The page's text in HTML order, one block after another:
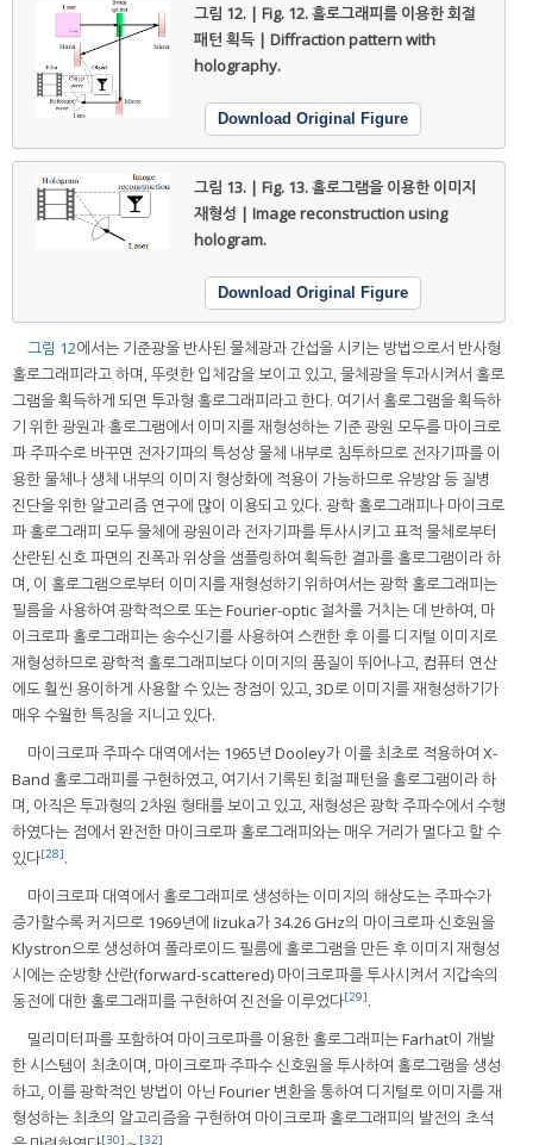
그림 12. | Fig. 12.홀로그래피를 이용한 회절
패턴 획득 | Diffraction pattern with
holography.
Download Original Figure
그림 13. | Fig. 13.홀로그램을 이용한 이미지
재형성 | Image reconstruction using
hologram.
Download Original Figure
그림 12에서는 기준광을 반사된 물체광과 간섭을 시키는 방법으로서 반사형
홀로그래피라고 하며, 뚜렷한 입체감을 보이고 있고, 물체광을 투과시켜서 홀로
그램을 획득하게 되면 투과형 홀로그래피라고 한다. 여기서 홀로그램을 획득하
기 위한 광원과 홀로그램에서 이미지를 재형성하는 기준 광원 모두를 마이크로
파 주파수로 바꾸면 전자기파의 특성상 물체 내부로 침투하므로 전자기파를 이
용한 물체나 생체 내부의 이미지 형상화에 적용이 가능하므로 유방암 등 질병
진단을 위한 알고리즘 연구에 많이 이용되고 있다. 광학 홀로그래피나 마이크로
파 홀로그래피 모두 물체에 광원이라 전자기파를 투사시키고 표적 물체로부터
산란된 신호 파면의 진폭과 위상을 샘플링하여 획득한 결과를 홀로그램이라 하
며, 이 홀로그램으로부터 이미지를 재형성하기 위하여서는 광학 홀로그래피는
필름을 사용하여 광학적으로 또는 Fourier-optic 절차를 거치는 데 반하여, 마
이크로파 홀로그래피는 송수신기를 사용하여 스캔한 후 이를 디지털 이미지로
재형성하므로 광학적 홀로그래피보다 이미지의 품질이 뛰어나고, 컴퓨터 연산
에도 훨씬 용이하게 사용할 수 있는 장점이 있고, 3D로 이미지를 재형성하기가
매우 수월한 특징을 지니고 있다.
마이크로파 주파수 대역에서는 1965년 Dooley가 이를 최초로 적용하여 X-
Band 홀로그래피를 구현하였고, 여기서 기록된 회절 패턴을 홀로그램이라 하
며, 아직은 투과형의 2차원 형태를 보이고 있고, 재형성은 광학 주파수에서 수행
하였다는 점에서 완전한 마이크로파 홀로그래피와는 매우 거리가 멀다고 할 수
있다[28].
마이크로파 대역에서 홀로그래피로 생성하는 이미지의 해상도는 주파수가
증가할수록 커지므로 1969년에 Iizuka가 34.26 GHz의 마이크로파 신호원을
Klystron으로 생성하여 폴라로이드 필름에 홀로그램을 만든 후 이미지 재형성
시에는 순방향 산란(forward-scattered) 마이크로파를 투사시켜서 지갑속의
동전에 대한 홀로그래피를 구현하여 진전을 이루었다[29].
밀리미터파를 포함하여 마이크로파를 이용한 홀로그래피는 Farhat이 개발
한 시스템이 최초이며, 마이크로파 주파수 신호원을 투사하여 홀로그램을 생성
하고, 이를 광학적인 방법이 아닌 Fourier 변환을 통하여 디지털로 이미지를 재
형성하는 최초의 알고리즘을 구현하여 마이크로파 홀로그래피의 발전의 초석
[30] [32]